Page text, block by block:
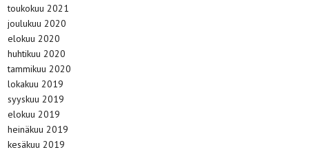
toukokuu 2021
joulukuu 2020
elokuu 2020
huhtikuu 2020
tammikuu 2020
lokakuu 2019
syyskuu 2019
elokuu 2019
heinäkuu 2019
kesäkuu 2019